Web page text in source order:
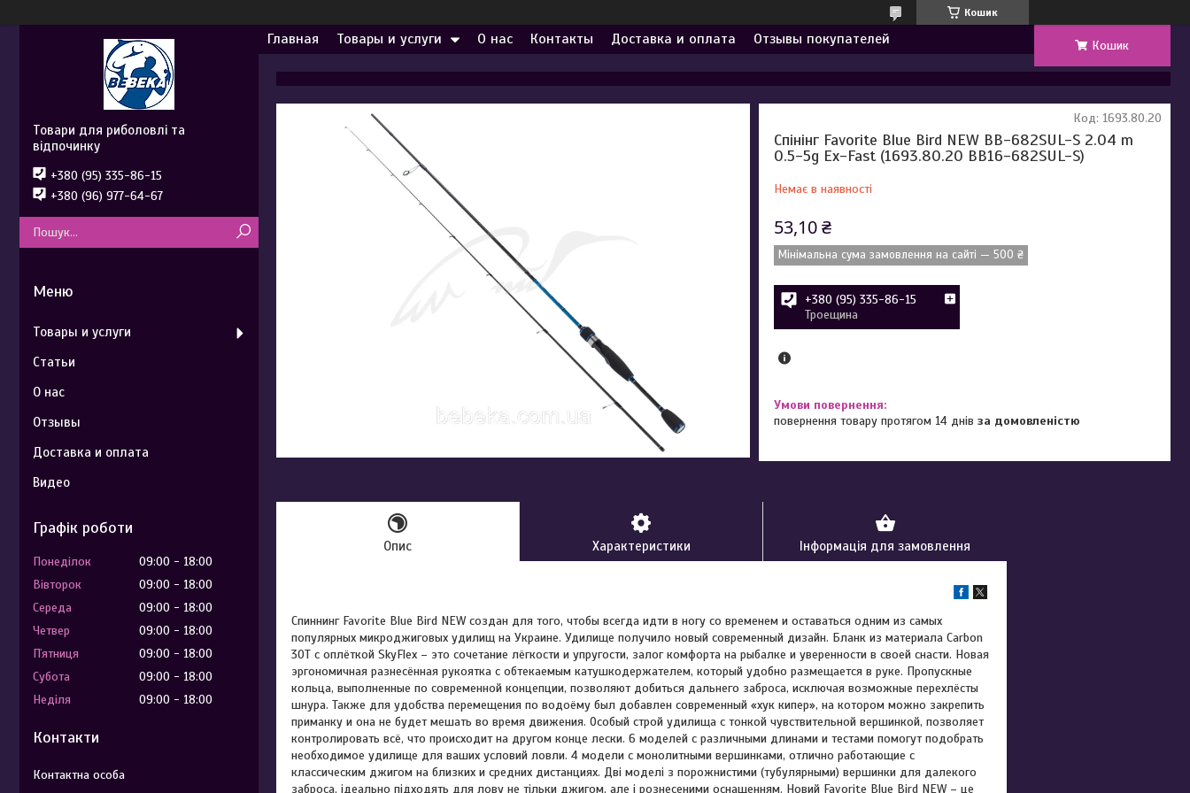
Кошик
Главная Товары и услуги О нас Контакты Доставка и оплата Отзывы покупателей Кошик
Спінінг Favorite Blue Bird NEW BB-682SUL-S 2.04 m
0.5-5g Ex-Fast (1693.80.20 BB16-682SUL-S)
Немає в наявності
Код: 1693.80.20
53,10 ₴
Мінімальна сума замовлення на сайті — 500 ₴
+380 (95) 335-86-15
Троещина
повернення товару протягом 14 днівза домовленістю
Опис Характеристики Інформація для замовлення
Спиннинг Favorite Blue Bird NEW создан для того, чтобы всегда идти в ногу со временем и оставаться одним из самых
популярных микроджиговых удилищ на Украине. Удилище получило новый современный дизайн. Бланк из материала Carbon
30T c оплёткой SkyFlex – это сочетание лёгкости и упругости, залог комфорта на рыбалке и уверенности в своей снасти. Новая
эргономичная разнесённая рукоятка с обтекаемым катушкодержателем, который удобно размещается в руке. Пропускные
кольца, выполненные по современной концепции, позволяют добиться дальнего заброса, исключая возможные перехлёсты
шнура. Также для удобства перемещения по водоёму был добавлен современный «хук кипер», на котором можно закрепить
приманку и она не будет мешать во время движения. Особый строй удилища с тонкой чувствительной вершинкой, позволяет
контролировать всё, что происходит на другом конце лески. 6 моделей с различными длинами и тестами помогут подобрать
необходимое удилище для ваших условий ловли. 4 модели с монолитными вершинками, отлично работающие с
классическим джигом на близких и средних дистанциях. Дві моделі з порожнистими (тубулярными) вершинки для далекого
заброса, ідеально підходять для лову не тільки джигом, але і рознесеними оснащенням. Новий Favorite Blue Bird NEW – це
Товари для риболовлі та
відпочинку
+380 (95) 335-86-15
+380 (96) 977-64-67
Товары и услуги
Статьи
О нас
Отзывы
Доставка и оплата
Видео
Графік роботи
Понеділок 09:00
18:00
Вівторок
09:00
18:00
Середа
09:00
18:00
Четвер
09:00
18:00
Пʼятниця
09:00
18:00
Субота
09:00
18:00
Неділя
09:00 18:00
Контакти